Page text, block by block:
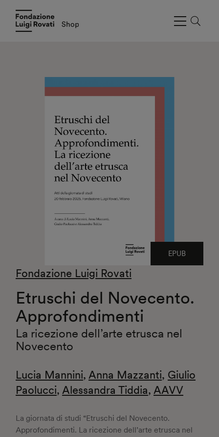
EPUB
Fondazione Luigi Rovati
Etruschi del Novecento.
Approfondimenti
La ricezione dell’arte etrusca nel
Novecento
Lucia Mannini, Anna Mazzanti, Giulio
Paolucci, Alessandra Tiddia, AAVV
La giornata di studi “Etruschi del Novecento.
Approfondimenti. La ricezione dell’arte etrusca nel